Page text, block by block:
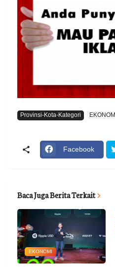
Provinsi-Kota-Kategori EKONOMI
Facebook
Baca Juga Berita Terkait
EKONOMI